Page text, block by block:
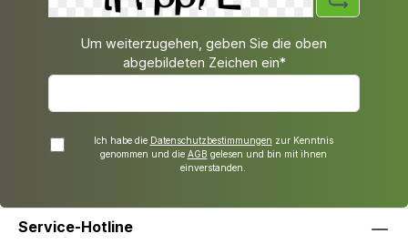
Um weiterzugehen, geben Sie die oben
abgebildeten Zeichen ein*
Ich habe die Datenschutzbestimmungen zur Kenntnis
genommen und die AGB gelesen und bin mit ihnen
einverstanden.
Service-Hotline